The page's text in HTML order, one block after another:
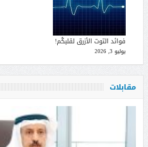
فوائد التوت الأزرق لقلبكُم!
يوليو 3, 2026
مقابلات